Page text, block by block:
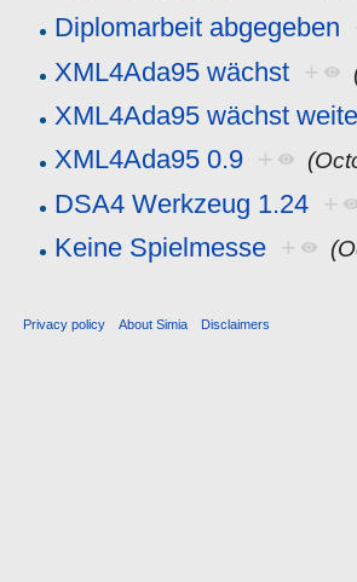
Diplomarbeit abgegeben
XML4Ada95 wächst +
XML4Ada95 wächst
XML4Ada95 0.9 +
DSA4 Werkzeug 1.24 +
Keine Spielmesse +
Privacy policy About Simia Disclaimers